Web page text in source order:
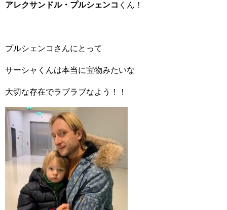
アレクサンドル・プルシェンコ くん！
プルシェンコさんにとって
サーシャくんは本当に宝物みたいな
大切な存在でラブラブなよう！！